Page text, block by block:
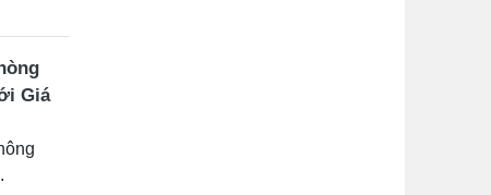
Giá